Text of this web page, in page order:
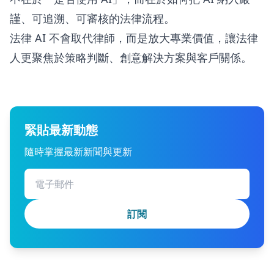
謹、可追溯、可審核的法律流程。
法律 AI 不會取代律師，而是放大專業價值，讓法律
人更聚焦於策略判斷、創意解決方案與客戶關係。
緊貼最新動態
隨時掌握最新新聞與更新
訂閱